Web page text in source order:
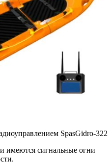
SpasGidro-322
имеются сигнальные огни